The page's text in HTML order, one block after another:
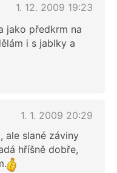
1. 12. 2009 19:23
jako předkrm na
i s jablky a
1. 1. 2009 20:29
ale slané záviny
hříšně dobře,